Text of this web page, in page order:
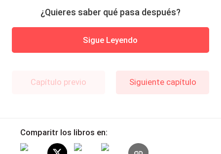
¿Quieres saber qué pasa después?
Sigue Leyendo
Capítulo previo Siguiente capítulo
Comparitr los libros en: